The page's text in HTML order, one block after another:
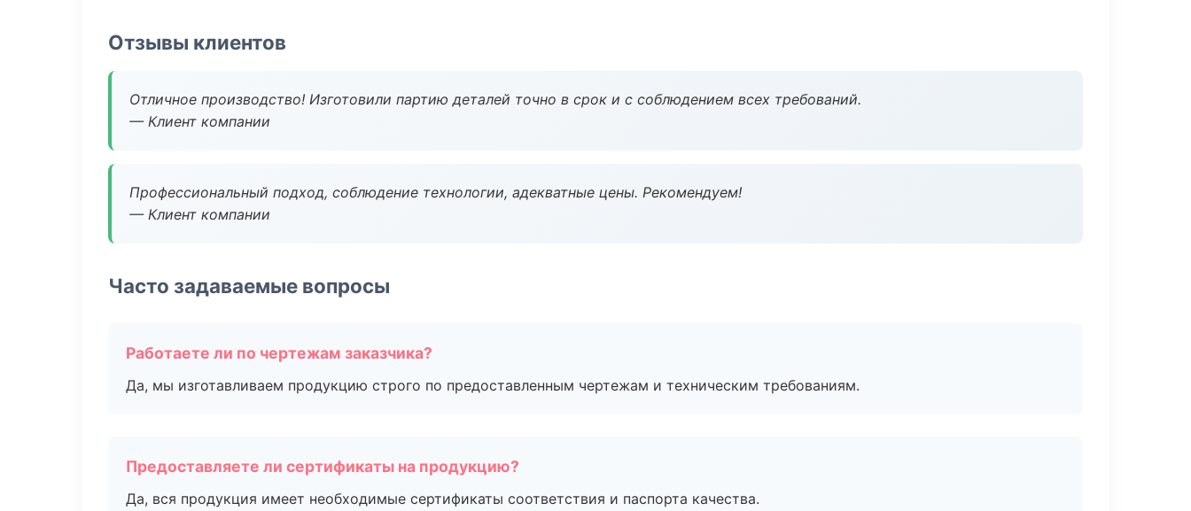
Отзывы клиентов
Отличное производство! Изготовили партию деталей точно в срок и с соблюдением всех требований.
— Клиент компании
Профессиональный подход, соблюдение технологии, адекватные цены. Рекомендуем!
— Клиент компании
Часто задаваемые вопросы
Работаете ли по чертежам заказчика?
Да, мы изготавливаем продукцию строго по предоставленным чертежам и техническим требованиям.
Предоставляете ли сертификаты на продукцию?
Да, вся продукция имеет необходимые сертификаты соответствия и паспорта качества.